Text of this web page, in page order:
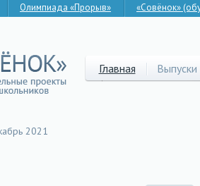
Олимпиада «Прорыв» «Совёнок»
Главная Выпуски
2021